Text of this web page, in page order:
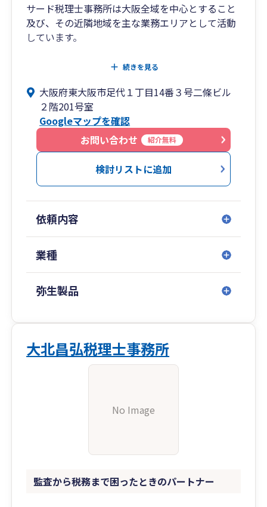
サード税理士事務所は大阪全域を中心とすること
及び、その近隣地域を主な業務エリアとして活動
しています。
当事務所は、平成１７年にて開業以来、創業・独
申告に対する書面添付、自計化システムの導入支
援、経営計画の算定支援、資産譲渡・贈与・相続
の事前対策とその申告書の作成、事業承継対策、
税務調査の立会い、保険指導、経営相談等のサー
ビスを提供させていただております。
当事務所は１年間の税務申告枚数が年間３００件
にも、融資の申請など金融機関に対する対応も同
時に行っているのが特徴です。
続きを見る
大阪府東大阪市足代１丁目14番３号二條ビル
２階201号室
Googleマップを確認
お問い合わせ
紹介無料
検討リストに追加
依頼内容
業種
弥生製品
大北昌弘税理士事務所
No Image
監査から税務まで困ったときのパートナー